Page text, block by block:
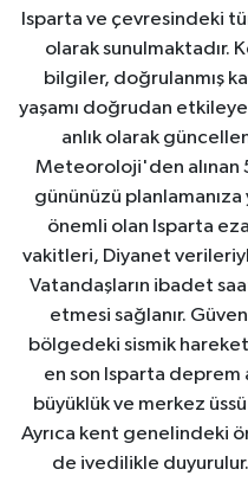
Isparta ve çevresindeki
olarak sunulmaktadır.
bilgiler, doğrulanmış
yaşamı doğrudan
anlık olarak
Meteoroloji'den alınan
gününüzü planlamanıza
önemli olan Isparta
vakitleri, Diyanet
Vatandaşların ibadet
etmesi sağlanır.
bölgedeki sismik
en son Isparta deprem
büyüklük ve merkez
Ayrıca kent genelindeki
de ivedilikle